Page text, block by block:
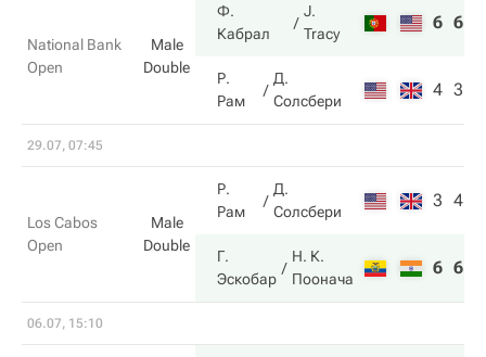
National Bank
Open
Male
Double
Ф.
Кабрал
J.
Tracy
6 6
Р.
Рам
Д.
Солсбери
4 3
29.07, 07:45
Los Cabos
Open
Male
Double
Р.
Рам
Д.
Солсбери
3 4
Г.
Эскобар
Н. К.
Поонача
6 6
06.07, 15:10